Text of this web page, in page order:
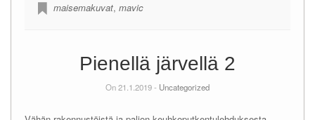
maisemakuvat, mavic
Pienellä järvellä 2
On 21.1.2019 - Uncategorized